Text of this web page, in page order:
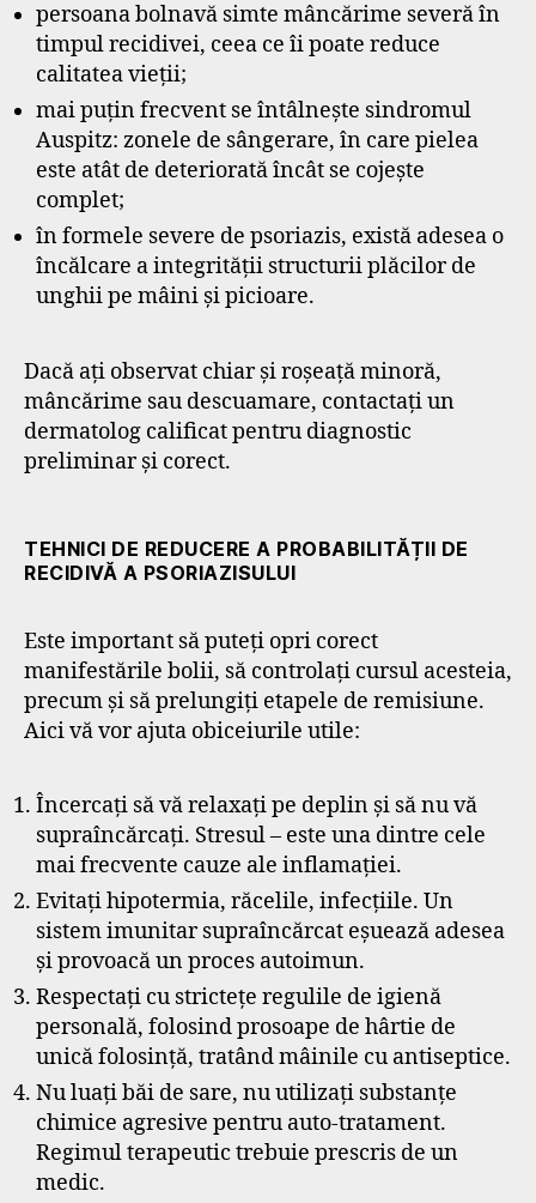
persoana bolnavă simte mâncărime severă în
timpul recidivei, ceea ce îi poate reduce
calitatea vieții;
mai puțin frecvent se întâlnește sindromul
Auspitz: zonele de sângerare, în care pielea
este atât de deteriorată încât se cojește
complet;
în formele severe de psoriazis, există adesea o
încălcare a integrității structurii plăcilor de
unghii pe mâini și picioare.
Dacă ați observat chiar și roșeață minoră,
mâncărime sau descuamare, contactați un
dermatolog calificat pentru diagnostic
preliminar și corect.
TEHNICI DE REDUCERE A PROBABILITĂȚII DE
RECIDIVĂ A PSORIAZISULUI
Este important să puteți opri corect
manifestările bolii, să controlați cursul acesteia,
precum și să prelungiți etapele de remisiune.
Aici vă vor ajuta obiceiurile utile:
Încercați să vă relaxați pe deplin și să nu vă
supraîncărcați. Stresul – este una dintre cele
mai frecvente cauze ale inflamației.
Evitați hipotermia, răcelile, infecțiile. Un
sistem imunitar supraîncărcat eșuează adesea
și provoacă un proces autoimun.
Respectați cu strictețe regulile de igienă
personală, folosind prosoape de hârtie de
unică folosință, tratând mâinile cu antiseptice.
Nu luați băi de sare, nu utilizați substanțe
chimice agresive pentru auto-tratament.
Regimul terapeutic trebuie prescris de un
medic.